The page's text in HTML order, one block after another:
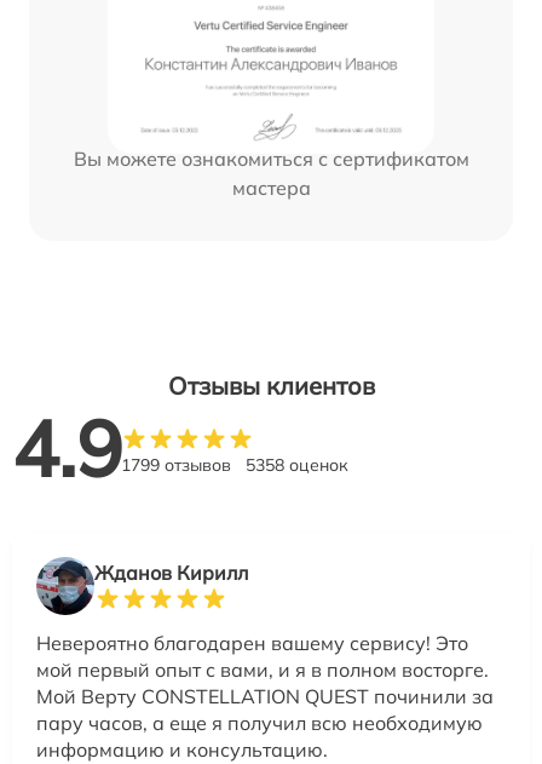
Вы можете ознакомиться с сертификатом
мастера
Отзывы клиентов
4.91799 отзывов 5358 оценок
Жданов Кирилл
Невероятно благодарен вашему сервису! Это
мой первый опыт с вами, и я в полном восторге.
Мой Верту CONSTELLATION QUEST починили за
пару часов, а еще я получил всю необходимую
информацию и консультацию.